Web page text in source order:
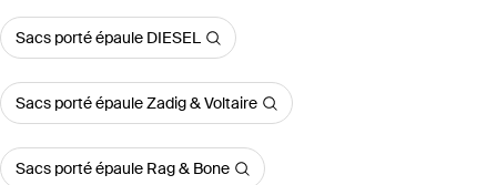
Sacs porté épaule DIESEL
Sacs porté épaule Zadig & Voltaire
Sacs porté épaule Rag & Bone